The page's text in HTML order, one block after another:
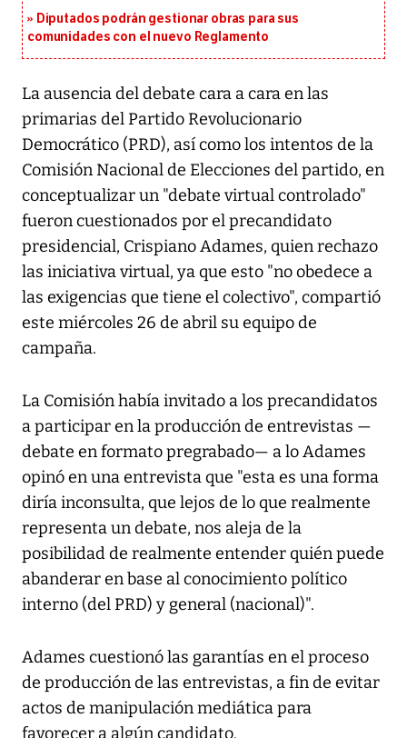
Diputados podrán gestionar obras para sus
comunidades con el nuevo Reglamento
La ausencia del debate cara a cara en las
primarias del Partido Revolucionario
Democrático (PRD), así como los intentos de la
Comisión Nacional de Elecciones del partido, en
conceptualizar un "debate virtual controlado"
fueron cuestionados por el precandidato
presidencial, Crispiano Adames, quien rechazo
las iniciativa virtual, ya que esto "no obedece a
las exigencias que tiene el colectivo", compartió
este miércoles 26 de abril su equipo de
campaña.
La Comisión había invitado a los precandidatos
a participar en la producción de entrevistas —
debate en formato pregrabado— a lo Adames
opinó en una entrevista que "esta es una forma
diría inconsulta, que lejos de lo que realmente
representa un debate, nos aleja de la
posibilidad de realmente entender quién puede
abanderar en base al conocimiento político
interno (del PRD) y general (nacional)".
Adames cuestionó las garantías en el proceso
de producción de las entrevistas, a fin de evitar
actos de manipulación mediática para
favorecer a algún candidato.